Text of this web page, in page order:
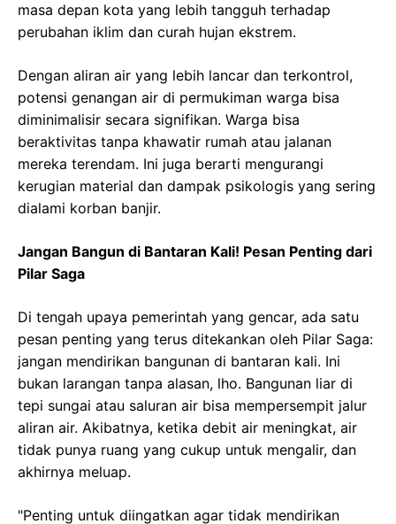
masa depan kota yang lebih tangguh terhadap
perubahan iklim dan curah hujan ekstrem.
Dengan aliran air yang lebih lancar dan terkontrol,
potensi genangan air di permukiman warga bisa
diminimalisir secara signifikan. Warga bisa
beraktivitas tanpa khawatir rumah atau jalanan
mereka terendam. Ini juga berarti mengurangi
kerugian material dan dampak psikologis yang sering
dialami korban banjir.
Jangan Bangun di Bantaran Kali! Pesan Penting dari
Pilar Saga
Di tengah upaya pemerintah yang gencar, ada satu
pesan penting yang terus ditekankan oleh Pilar Saga:
jangan mendirikan bangunan di bantaran kali. Ini
bukan larangan tanpa alasan, lho. Bangunan liar di
tepi sungai atau saluran air bisa mempersempit jalur
aliran air. Akibatnya, ketika debit air meningkat, air
tidak punya ruang yang cukup untuk mengalir, dan
akhirnya meluap.
"Penting untuk diingatkan agar tidak mendirikan